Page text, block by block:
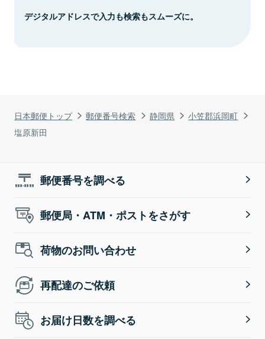
日本郵便トップ 郵便番号検索 静岡県
小笠郡浜岡町
塩原新田
デジタルアドレスで入力も検索もスムーズに。
郵便番号を調べる
郵便局・ATM・ポストをさがす
荷物のお問い合わせ
再配達のご依頼
お届け日数を調べる